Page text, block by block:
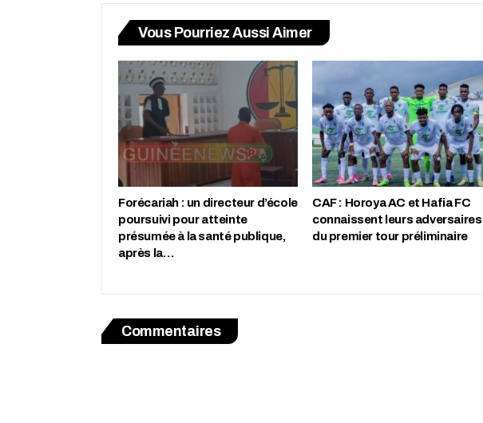
Vous Pourriez Aussi Aimer
Forécariah : un directeur d’école
poursuivi pour atteinte
présumée à la santé publique,
après la…
CAF : Horoya AC et Hafia FC
connaissent leurs adversaires
du premier tour préliminaire
Commentaires